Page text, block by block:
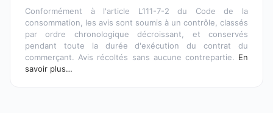
Conformément à l'article L111-7-2 du Code de la
consommation, les avis sont soumis à un contrôle, classés
par ordre chronologique décroissant, et conservés
pendant toute la durée d'exécution du contrat du
commerçant. Avis récoltés sans aucune contrepartie. En
savoir plus…